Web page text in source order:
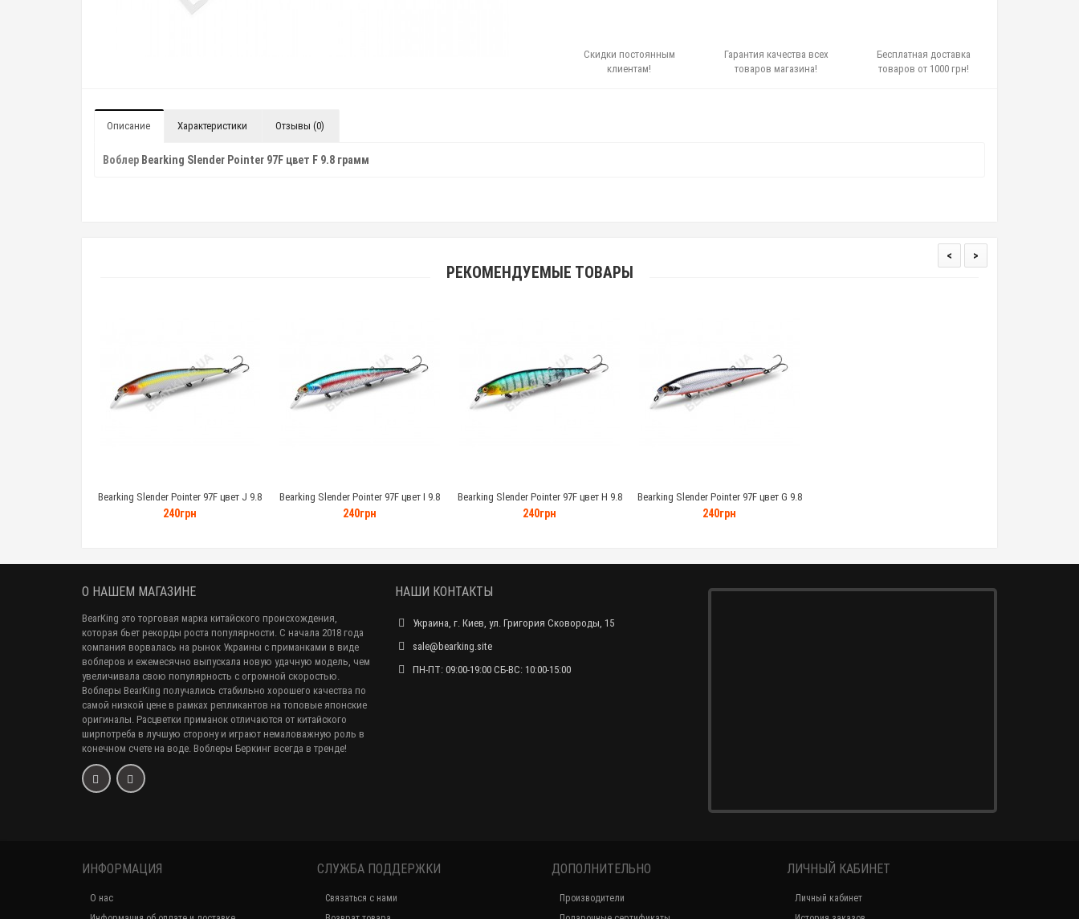
Скидки постоянным
клиентам!
Гарантия качества всех
товаров магазина!
Бесплатная доставка
товаров от 1000 грн!
Описание Характеристики Отзывы (0)
Воблер Bearking Slender Pointer 97F цвет F 9.8 грамм
РЕКОМЕНДУЕМЫЕ ТОВАРЫ
Bearking Slender Pointer 97F цвет J 9.8
грамм
240грн
Bearking Slender Pointer 97F цвет I 9.8
грамм
240грн
Bearking Slender Pointer 97F цвет H 9.8
грамм
240грн
Bearking Slender Pointer 97F цвет G 9.8
грамм
240грн
< >
О НАШЕМ МАГАЗИНЕ
BearKing это торговая марка китайского происхождения,
которая бьет рекорды роста популярности. С начала 2018 года
компания ворвалась на рынок Украины с приманками в виде
воблеров и ежемесячно выпускала новую удачную модель, чем
увеличивала свою популярность с огромной скоростью.
Воблеры BearKing получались стабильно хорошего качества по
самой низкой цене в рамках репликантов на топовые японские
оригиналы. Расцветки приманок отличаются от китайского
ширпотреба в лучшую сторону и играют немаловажную роль в
конечном счете на воде. Воблеры Беркинг всегда в тренде!
НАШИ КОНТАКТЫ
Украина, г. Киев, ул. Григория Сковороды, 15
sale@bearking.site
ПН-ПТ: 09:00-19:00 СБ-ВС: 10:00-15:00
ИНФОРМАЦИЯ
О нас
СЛУЖБА ПОДДЕРЖКИ
Связаться с нами
ДОПОЛНИТЕЛЬНО
Производители
ЛИЧНЫЙ КАБИНЕТ
Личный кабинет